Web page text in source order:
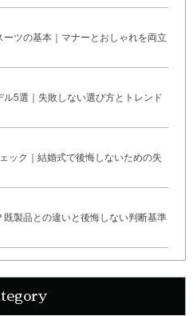
ツの基本｜マナーとおしゃれを両立
5選｜失敗しない選び方とトレンド
ック｜結婚式で後悔しないための失
製品との違いと後悔しない判断基準